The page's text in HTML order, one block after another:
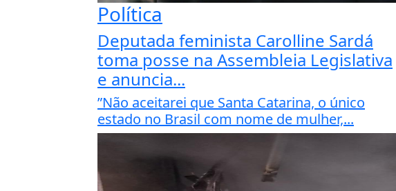
Política
Deputada feminista Carolline Sardá
toma posse na Assembleia Legislativa
e anuncia...
”Não aceitarei que Santa Catarina, o único
estado no Brasil com nome de mulher,...